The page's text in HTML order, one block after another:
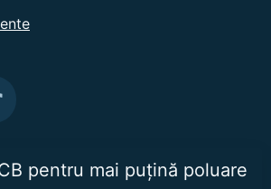
pentru mai puțină poluare